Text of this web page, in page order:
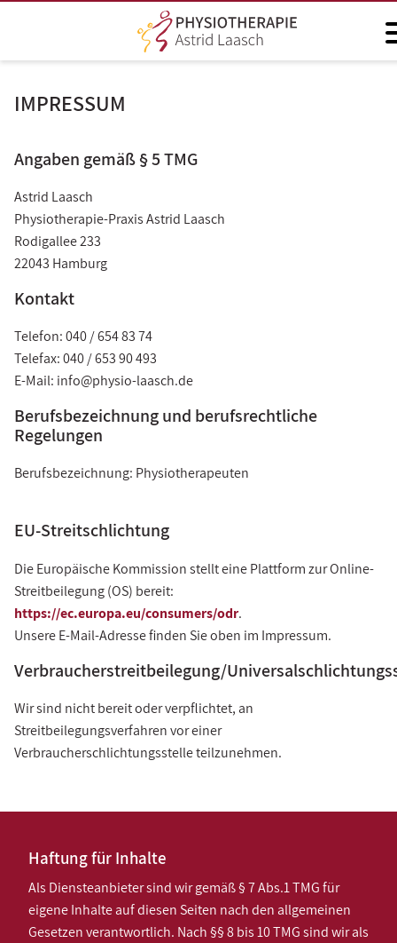
IMPRESSUM
Angaben gemäß § 5 TMG
Astrid Laasch
Physiotherapie-Praxis Astrid Laasch
Rodigallee 233
22043 Hamburg
Kontakt
Telefon: 040 / 654 83 74
Telefax: 040 / 653 90 493
E-Mail: info@physio-laasch.de
Berufsbezeichnung und berufsrechtliche
Regelungen
Berufsbezeichnung: Physiotherapeuten
EU-Streitschlichtung
Die Europäische Kommission stellt eine Plattform zur Online-
Streitbeilegung (OS) bereit:
https://ec.europa.eu/consumers/odr.
Unsere E-Mail-Adresse finden Sie oben im Impressum.
Verbraucherstreitbeilegung/
Wir sind nicht bereit oder verpflichtet, an
Streitbeilegungsverfahren vor einer
Verbraucherschlichtungsstelle teilzunehmen.
Haftung für Inhalte
Als Diensteanbieter sind wir gemäß § 7 Abs.1 TMG für
eigene Inhalte auf diesen Seiten nach den allgemeinen
Gesetzen verantwortlich. Nach §§ 8 bis 10 TMG sind wir als